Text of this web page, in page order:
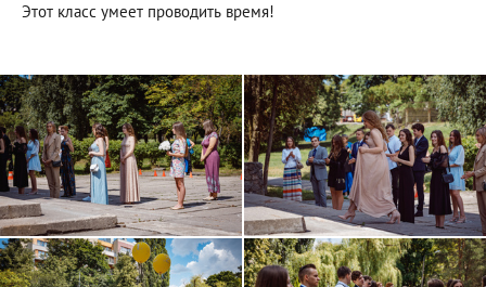
Этот класс умеет проводить время!